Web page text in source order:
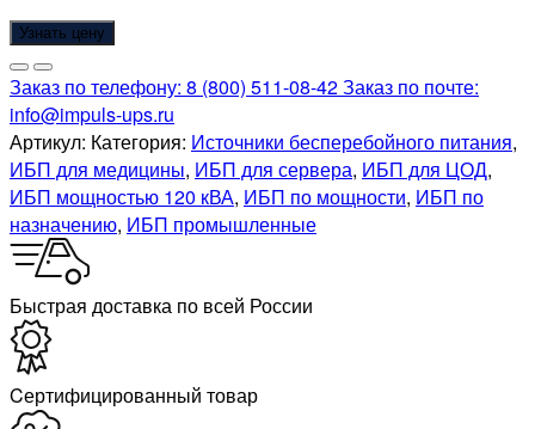
Узнать цену
Заказ по телефону: 8 (800) 511-08-42Заказ по почте:
info@impuls-ups.ru
Артикул: Категория: Источники бесперебойного питания,
ИБП для медицины, ИБП для сервера, ИБП для ЦОД,
ИБП мощностью 120 кВА, ИБП по мощности, ИБП по
назначению, ИБП промышленные
Быстрая доставка по всей России
Cертифицированный товар